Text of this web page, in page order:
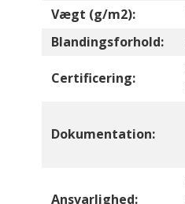
Vægt (g/m2):
Blandingsforhold:
Certificering:
Dokumentation:
Ansvarlighed: